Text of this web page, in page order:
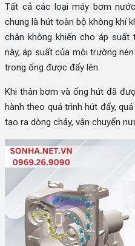
Tất cả các loại máy bơm
chung là hút toàn bộ không khí
chân không khiến cho áp
này, áp suất của môi trường
trong ống được đẩy lên.
Khi thân bơm và ống hút đã
hành theo quá trình hút đẩy,
tạo ra dòng chảy, vận chuyển